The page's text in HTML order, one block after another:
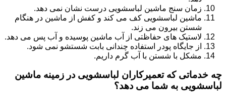
زمان سنج ماشین لباسشویی درست نشان نمی دهد.
ماشین لباسشویی کف می کند و کفش از ماشین در هنگام
شستن بیرون می زند.
لاستیک های حفاظتی از آب ماشین پوسیده و آب پس می دهد.
از جایگاه پودر استفاده چندانی بابت شستشو نمی شود.
مشکل با شستن با آب گرم داریم.
چه خدماتی که تعمیرکاران لباسشویی در زمینه ماشین
لباسشویی به شما می دهد؟